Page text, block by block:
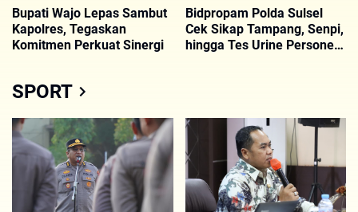
Bupati Wajo Lepas Sambut
Kapolres, Tegaskan
Komitmen Perkuat Sinergi
Bidpropam Polda Sulsel
Cek Sikap Tampang, Senpi,
hingga Tes Urine Personel
SPORT